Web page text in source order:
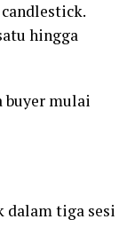
hingga
buyer mulai
dalam tiga sesi